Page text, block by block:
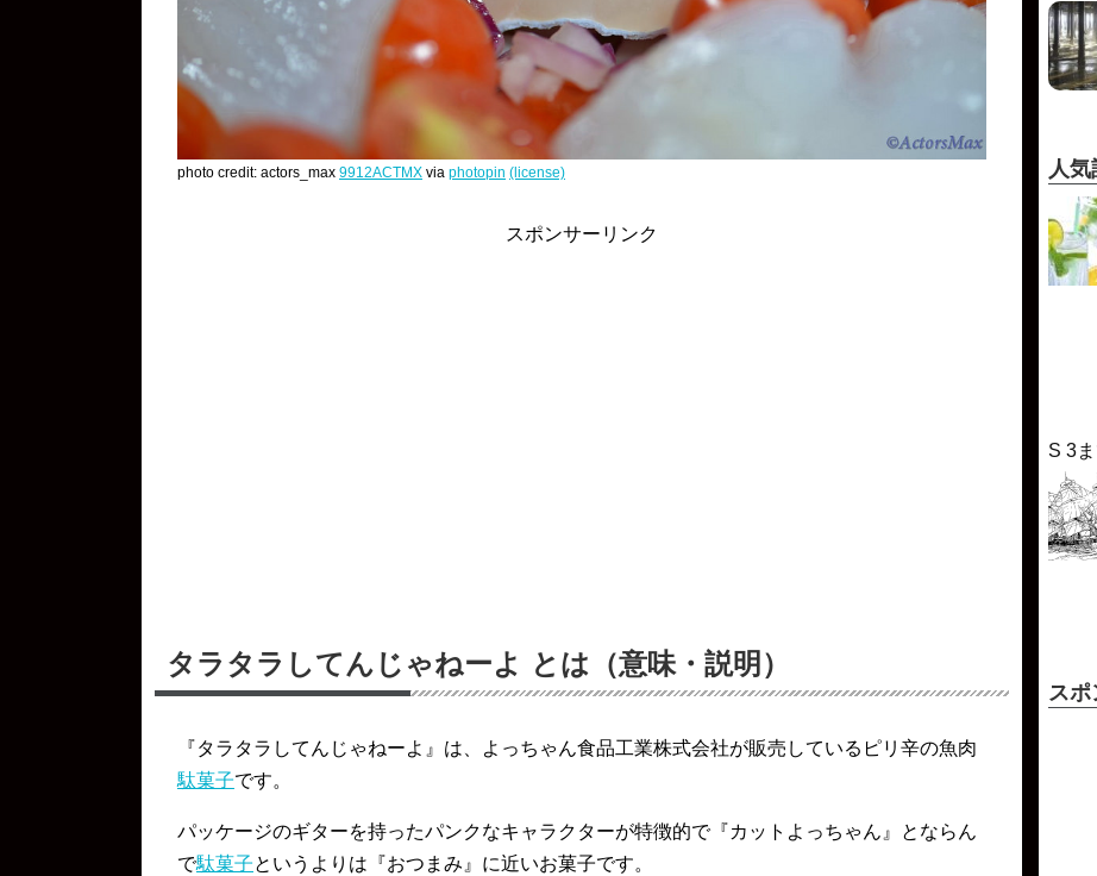
photo credit: actors_max 9912ACTMX via photopin (license)
スポンサーリンク
タラタラしてんじゃねーよ とは（意味・説明）
『タラタラしてんじゃねーよ』は、よっちゃん食品工業株式会社が販売しているピリ辛の魚肉
駄菓子です。
パッケージのギターを持ったパンクなキャラクターが特徴的で『カットよっちゃん』とならん
で駄菓子というよりは『おつまみ』に近いお菓子です。
人気
S 3
スポ